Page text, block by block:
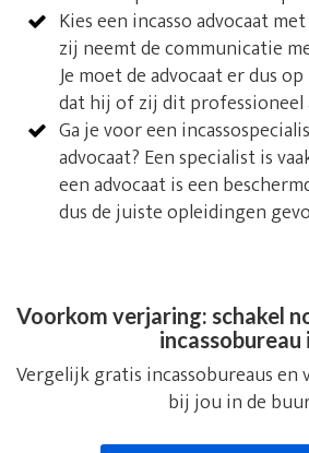
Kies een incasso advocaat
zij neemt de communicatie
Je moet de advocaat er dus
dat hij of zij dit professioneel
Ga je voor een
advocaat? Een specialist is
een advocaat is een
dus de juiste opleidingen
Voorkom verjaring: schakel
incassobureau
Vergelijk gratis incassobureaus en
bij jou in de